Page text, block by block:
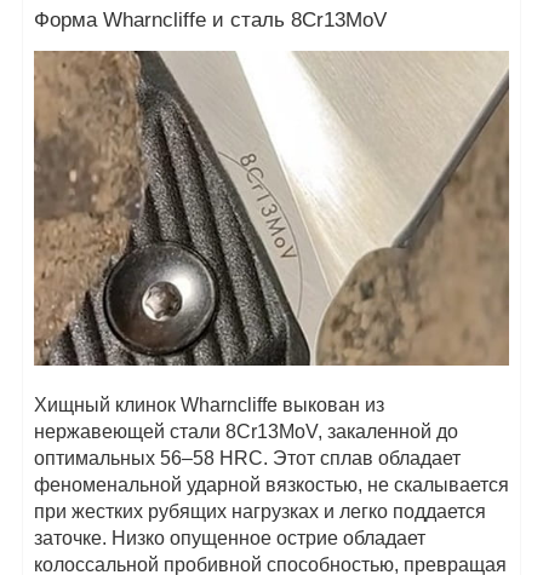
Форма Wharncliffe и сталь 8Cr13MoV
Хищный клинок Wharncliffe выкован из
нержавеющей стали 8Cr13MoV, закаленной до
оптимальных 56–58 HRC. Этот сплав обладает
феноменальной ударной вязкостью, не скалывается
при жестких рубящих нагрузках и легко поддается
заточке. Низко опущенное острие обладает
колоссальной пробивной способностью, превращая